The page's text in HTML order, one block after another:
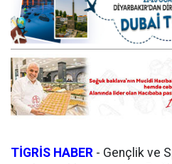
TİGRİS HABER - Gençlik ve